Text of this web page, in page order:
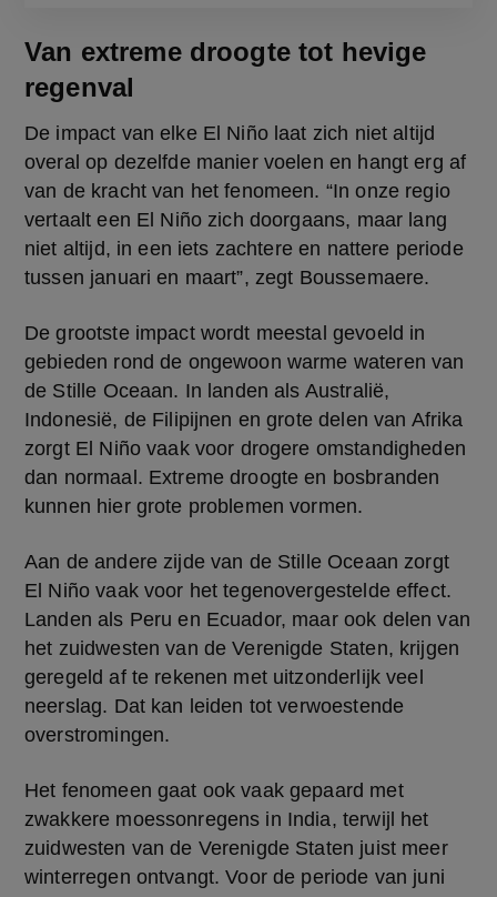
Van extreme droogte tot hevige
regenval
De impact van elke El Niño laat zich niet altijd
overal op dezelfde manier voelen en hangt erg af
van de kracht van het fenomeen. “In onze regio
vertaalt een El Niño zich doorgaans, maar lang
niet altijd, in een iets zachtere en nattere periode
tussen januari en maart”, zegt Boussemaere.
De grootste impact wordt meestal gevoeld in
gebieden rond de ongewoon warme wateren van
de Stille Oceaan. In landen als Australië,
Indonesië, de Filipijnen en grote delen van Afrika
zorgt El Niño vaak voor drogere omstandigheden
dan normaal. Extreme droogte en bosbranden
kunnen hier grote problemen vormen.
Aan de andere zijde van de Stille Oceaan zorgt
El Niño vaak voor het tegenovergestelde effect.
Landen als Peru en Ecuador, maar ook delen van
het zuidwesten van de Verenigde Staten, krijgen
geregeld af te rekenen met uitzonderlijk veel
neerslag. Dat kan leiden tot verwoestende
overstromingen.
Het fenomeen gaat ook vaak gepaard met
zwakkere moessonregens in India, terwijl het
zuidwesten van de Verenigde Staten juist meer
winterregen ontvangt. Voor de periode van juni